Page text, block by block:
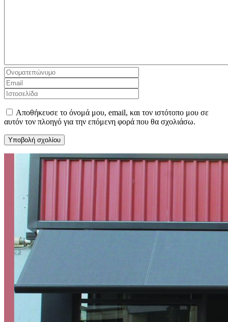
Αποθήκευσε το όνομά μου, email, και τον ιστότοπο μου σε
αυτόν τον πλοηγό για την επόμενη φορά που θα σχολιάσω.